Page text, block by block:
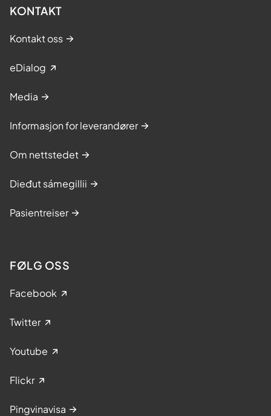
KONTAKT
Kontakt oss
eDialog
Media
Informasjon for leverandører
Om nettstedet
Dieđut sámegillii
Pasientreiser
FØLG OSS
Facebook
Twitter
Youtube
Flickr
Pingvinavisa